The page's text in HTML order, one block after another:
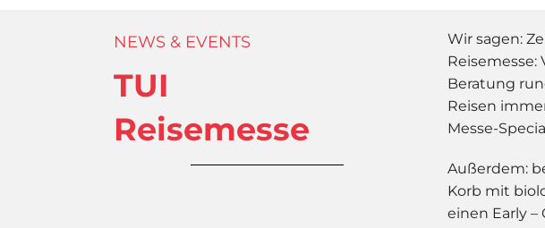
NEWS & EVENTS
TUI
Reisemesse
Wir sagen:
Reisemesse:
Beratung
Reisen
Messe-
Außerdem:
Korb mit
einen Early